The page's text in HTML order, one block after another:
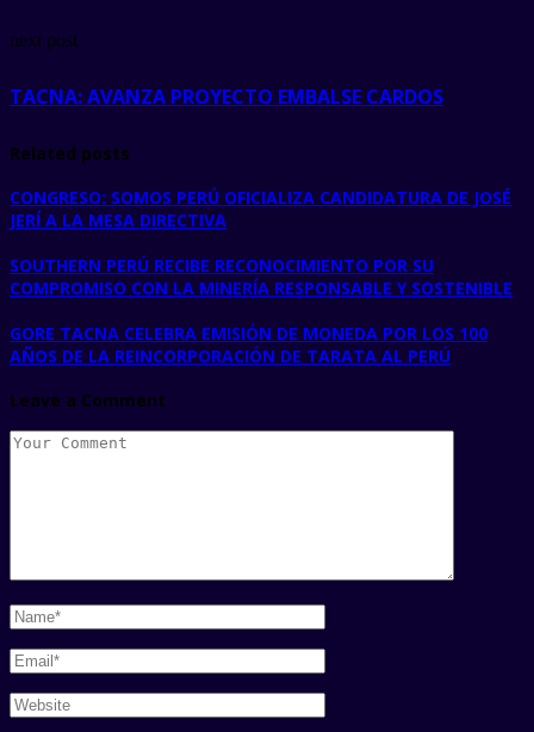
next post
TACNA: AVANZA PROYECTO EMBALSE CARDOS
Related posts
CONGRESO: SOMOS PERÚ OFICIALIZA CANDIDATURA DE JOSÉ
JERÍ A LA MESA DIRECTIVA
SOUTHERN PERÚ RECIBE RECONOCIMIENTO POR SU
COMPROMISO CON LA MINERÍA RESPONSABLE Y SOSTENIBLE
GORE TACNA CELEBRA EMISIÓN DE MONEDA POR LOS 100
AÑOS DE LA REINCORPORACIÓN DE TARATA AL PERÚ
Leave a Comment